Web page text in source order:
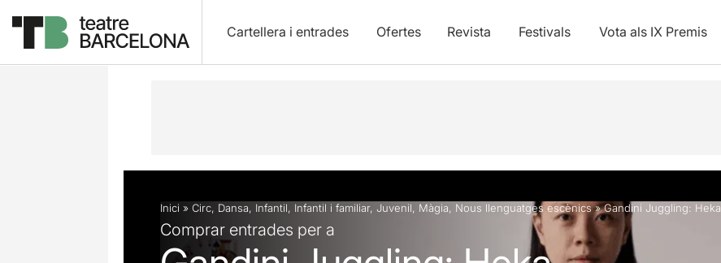
Cartellera i entrades Ofertes Revista Festivals Vota als IX Premis
Descripció Fitxa artística Fotos i vídeos
Inici » Circ, Dansa, Infantil, Infantil i familiar, Juvenil, Màgia, Nous llenguatges escènics»Gandini Juggling: Heka
Comprar entrades per a